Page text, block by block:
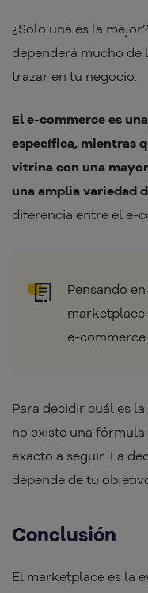
¿Solo una es la
dependerá mucho de
trazar en tu negocio.
El e-commerce es
específica, mientras
vitrina con una
una amplia variedad
diferencia entre el e-
Pensando
marketplace
e-commerce.
Para decidir cuál es
no existe una
exacto a seguir. La
depende de tu
Conclusión
El marketplace es la